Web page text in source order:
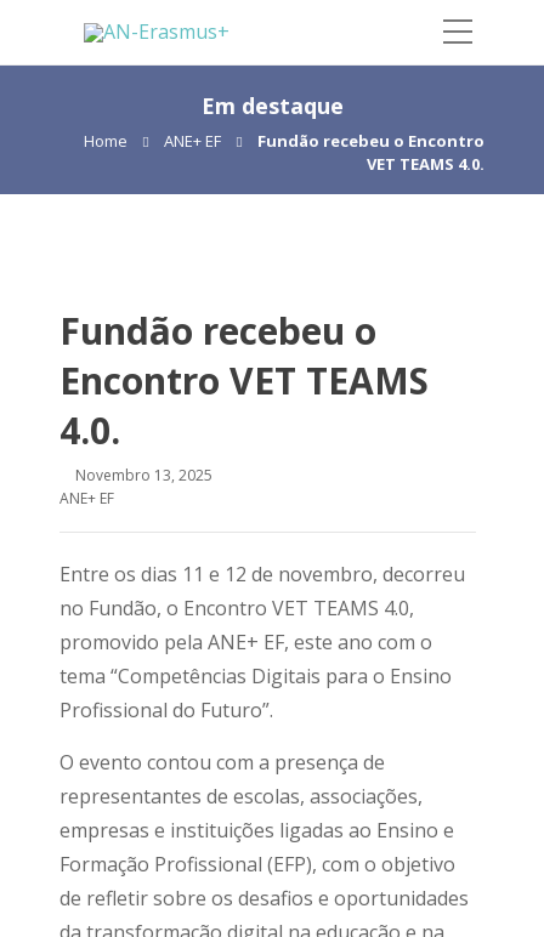
Em destaque
Home ANE+ EF
Fundão recebeu o Encontro
VET TEAMS 4.0.
Fundão recebeu o
Encontro VET TEAMS
4.0.
Novembro 13, 2025
ANE+ EF
Entre os dias 11 e 12 de novembro, decorreu
no Fundão, o Encontro VET TEAMS 4.0,
promovido pela ANE+ EF, este ano com o
tema “Competências Digitais para o Ensino
Profissional do Futuro”.
O evento contou com a presença de
representantes de escolas, associações,
empresas e instituições ligadas ao Ensino e
Formação Profissional (EFP), com o objetivo
de refletir sobre os desafios e oportunidades